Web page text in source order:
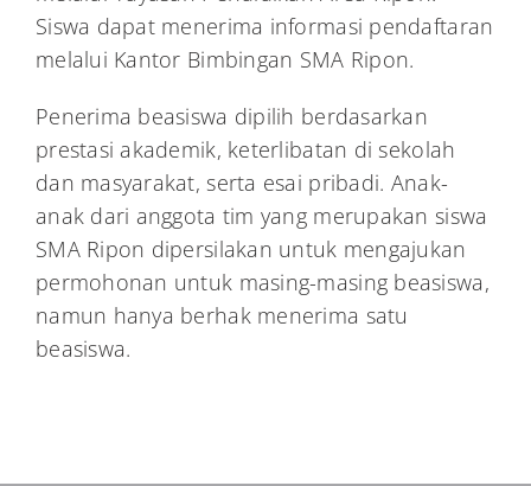
Siswa dapat menerima informasi pendaftaran
melalui Kantor Bimbingan SMA Ripon.
Penerima beasiswa dipilih berdasarkan
prestasi akademik, keterlibatan di sekolah
dan masyarakat, serta esai pribadi. Anak-
anak dari anggota tim yang merupakan siswa
SMA Ripon dipersilakan untuk mengajukan
permohonan untuk masing-masing beasiswa,
namun hanya berhak menerima satu
beasiswa.